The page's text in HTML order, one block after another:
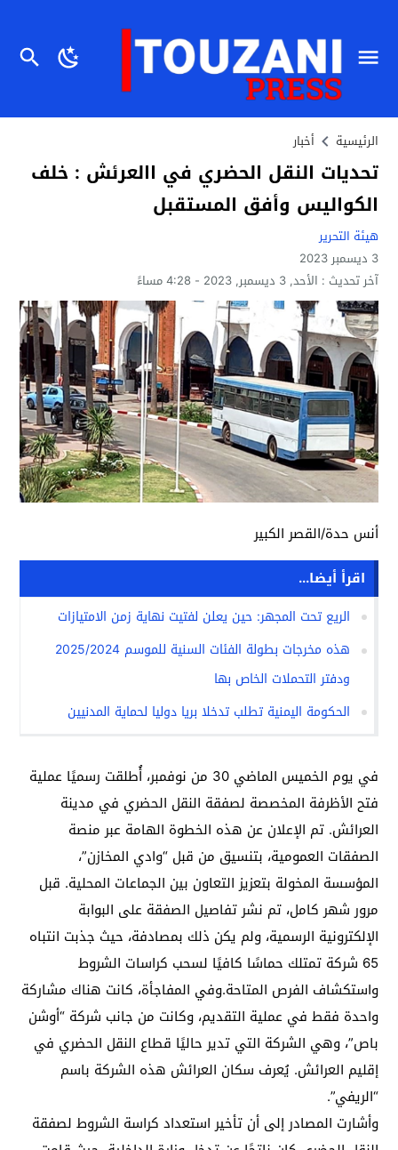
الرئيسية أخبار
تحديات النقل الحضري في االعرئش : خلف
الكواليس وأفق المستقبل
هيئة التحرير
3 ديسمبر 2023
آخر تحديث : الأحد, 3 ديسمبر, 2023 - 4:28 مساءً
أنس حدة/القصر الكبير
اقرأ أيضا...
الريع تحت المجهر: حين يعلن لفتيت نهاية زمن الامتيازات
هذه مخرجات بطولة الفئات السنية للموسم 2025/2024
ودفتر التحملات الخاص بها
الحكومة اليمنية تطلب تدخلا بريا دوليا لحماية المدنيين
في يوم الخميس الماضي 30 من نوفمبر، أُطلقت رسميًا عملية
فتح الأظرفة المخصصة لصفقة النقل الحضري في مدينة
العرائش. تم الإعلان عن هذه الخطوة الهامة عبر منصة
الصفقات العمومية، بتنسيق من قبل “وادي المخازن”،
المؤسسة المخولة بتعزيز التعاون بين الجماعات المحلية. قبل
مرور شهر كامل، تم نشر تفاصيل الصفقة على البوابة
الإلكترونية الرسمية، ولم يكن ذلك بمصادفة، حيث جذبت انتباه
65 شركة تمتلك حماسًا كافيًا لسحب كراسات الشروط
واستكشاف الفرص المتاحة.وفي المفاجأة، كانت هناك مشاركة
واحدة فقط في عملية التقديم، وكانت من جانب شركة “أوشن
باص”، وهي الشركة التي تدير حاليًا قطاع النقل الحضري في
إقليم العرائش. يُعرف سكان العرائش هذه الشركة باسم
“الريفي”.
وأشارت المصادر إلى أن تأخير استعداد كراسة الشروط لصفقة